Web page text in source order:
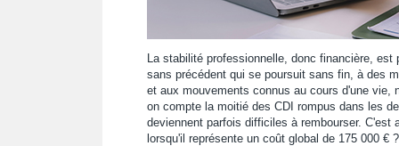
La stabilité professionnelle, donc financière,
sans précédent qui se poursuit sans fin, à des
et aux mouvements connus au cours d'une vie,
on compte la moitié des CDI rompus dans les
deviennent parfois difficiles à rembourser. C'est
lorsqu'il représente un coût global de 175 000 €